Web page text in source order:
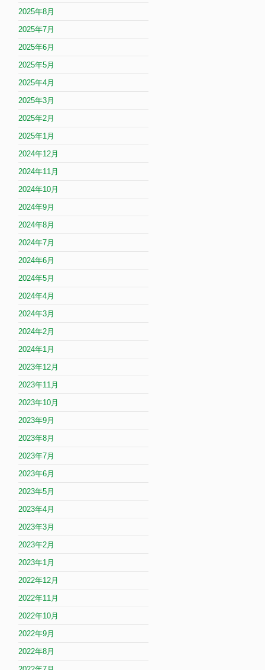
2025年8月
2025年7月
2025年6月
2025年5月
2025年4月
2025年3月
2025年2月
2025年1月
2024年12月
2024年11月
2024年10月
2024年9月
2024年8月
2024年7月
2024年6月
2024年5月
2024年4月
2024年3月
2024年2月
2024年1月
2023年12月
2023年11月
2023年10月
2023年9月
2023年8月
2023年7月
2023年6月
2023年5月
2023年4月
2023年3月
2023年2月
2023年1月
2022年12月
2022年11月
2022年10月
2022年9月
2022年8月